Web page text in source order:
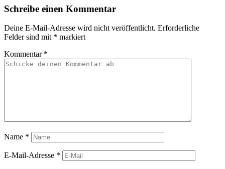
Schreibe einen Kommentar
Deine E-Mail-Adresse wird nicht veröffentlicht. Erforderliche
Felder sind mit * markiert
Kommentar *
Name *
E-Mail-Adresse *